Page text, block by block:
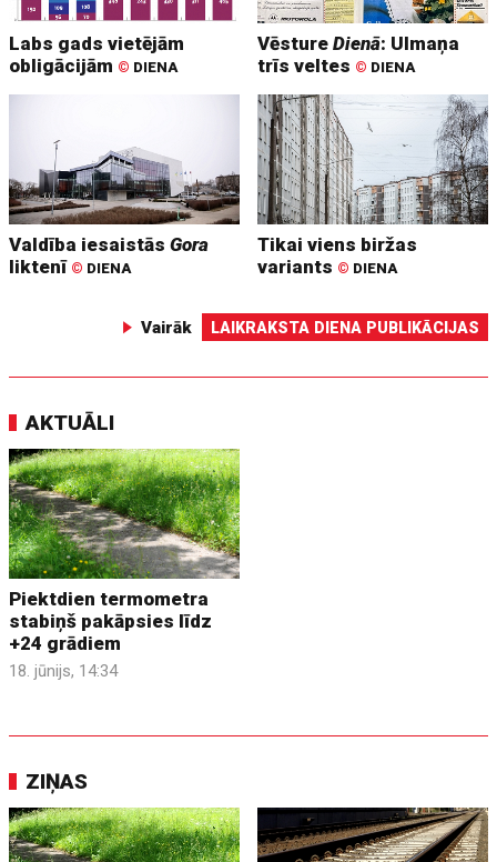
Labs gads vietējām
obligācijām © DIENA
VēstureDienā: Ulmaņa
trīs veltes © DIENA
Valdība iesaistāsGora
liktenī © DIENA
Tikai viens biržas
variants © DIENA
Vairāk LAIKRAKSTA DIENA PUBLIKĀCIJAS
AKTUĀLI
Piektdien termometra
stabiņš pakāpsies līdz
+24 grādiem
18. jūnijs, 14:34
ZIŅAS